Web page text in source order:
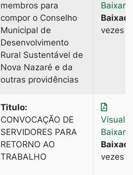
membros para
compor o Conselho
Municipal de
Desenvolvimento
Rural Sustentável de
Nova Nazaré e da
outras providências
Baixar
vezes
Titulo:
CONVOCAÇÃO DE
SERVIDORES PARA
RETORNO AO
TRABALHO
Baixar
vezes